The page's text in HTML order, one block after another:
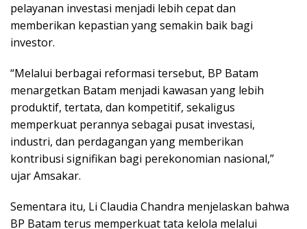
pelayanan investasi menjadi lebih cepat dan
memberikan kepastian yang semakin baik bagi
investor.
“Melalui berbagai reformasi tersebut, BP Batam
menargetkan Batam menjadi kawasan yang lebih
produktif, tertata, dan kompetitif, sekaligus
memperkuat perannya sebagai pusat investasi,
industri, dan perdagangan yang memberikan
kontribusi signifikan bagi perekonomian nasional,”
ujar Amsakar.
Sementara itu, Li Claudia Chandra menjelaskan bahwa
BP Batam terus memperkuat tata kelola melalui